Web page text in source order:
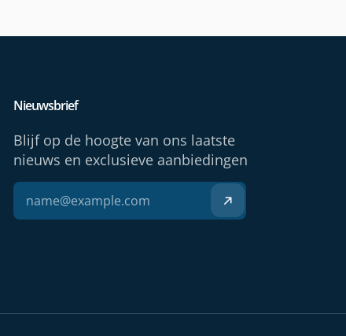
Nieuwsbrief
Blijf op de hoogte van ons laatste
nieuws en exclusieve aanbiedingen